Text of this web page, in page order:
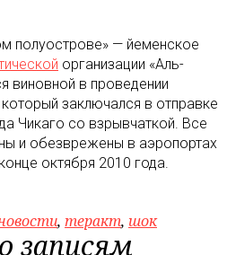
полуострове» — йеменское
организации «Аль-
виновной в проведении
заключался в отправке
Чикаго со взрывчаткой. Все
и обезврежены в аэропортах
октября 2010 года.
, теракт, шок
записям